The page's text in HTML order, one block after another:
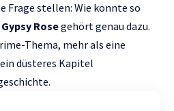
Frage stellen: Wie konnte so
Gypsy Rosegehört genau dazu.
Thema, mehr als eine
düsteres Kapitel